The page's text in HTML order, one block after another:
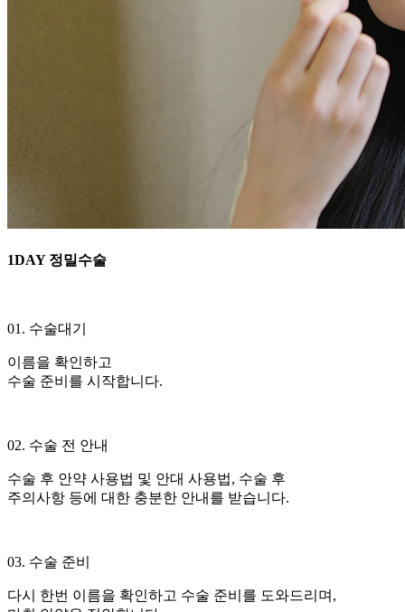
1DAY 정밀수술
01. 수술대기
이름을 확인하고
수술 준비를 시작합니다.
02. 수술 전 안내
수술 후 안약 사용법 및 안대 사용법, 수술 후
주의사항 등에 대한 충분한 안내를 받습니다.
03. 수술 준비
다시 한번 이름을 확인하고 수술 준비를 도와드리며,